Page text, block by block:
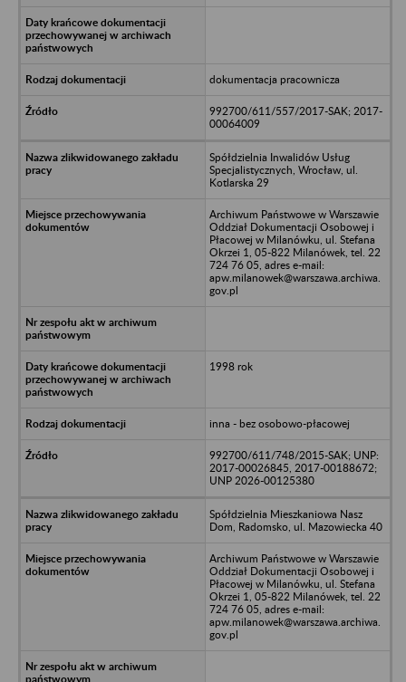
dokumentacja pracownicza
992700/611/557/2017-SAK; 2017-
00064009
Spółdzielnia Inwalidów Usług
Specjalistycznych, Wrocław, ul.
Kotlarska 29
Archiwum Państwowe w Warszawie
Oddział Dokumentacji Osobowej i
Płacowej w Milanówku, ul. Stefana
Okrzei 1, 05-822 Milanówek, tel. 22
724 76 05, adres e-mail:
apw.milanowek@warszawa.archiwa.
gov.pl
1998 rok
inna - bez osobowo-płacowej
992700/611/748/2015-SAK; UNP:
2017-00026845, 2017-00188672;
UNP 2026-00125380
Spółdzielnia Mieszkaniowa Nasz
Dom, Radomsko, ul. Mazowiecka 40
Archiwum Państwowe w Warszawie
Oddział Dokumentacji Osobowej i
Płacowej w Milanówku, ul. Stefana
Okrzei 1, 05-822 Milanówek, tel. 22
724 76 05, adres e-mail:
apw.milanowek@warszawa.archiwa.
gov.pl